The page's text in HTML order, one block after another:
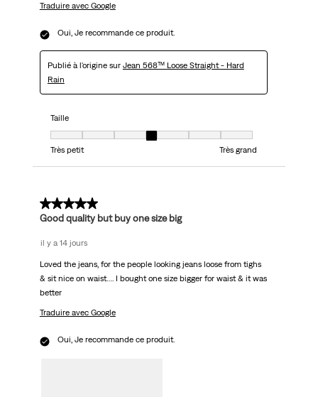
Traduire avec Google
Oui, Je recommande ce produit.
Publié à l'origine sur Jean 568™ Loose Straight - Hard
Rain
Taille
Taille, 4 sur 7, où 1 est égal à Très petit et 7 est égal à Très grand
Très petit
Très grand
5 sur 5 étoiles.
Good quality but buy one size big
il y a 14 jours
Loved the jeans, for the people looking jeans loose from tighs
& sit nice on waist…. I bought one size bigger for waist & it was
better
Traduire avec Google
Oui, Je recommande ce produit.